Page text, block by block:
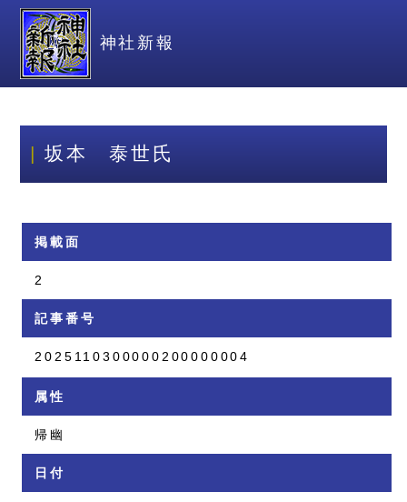
神社新報
坂本 泰世氏
掲載面
2
記事番号
2025110300000200000004
属性
帰幽
日付